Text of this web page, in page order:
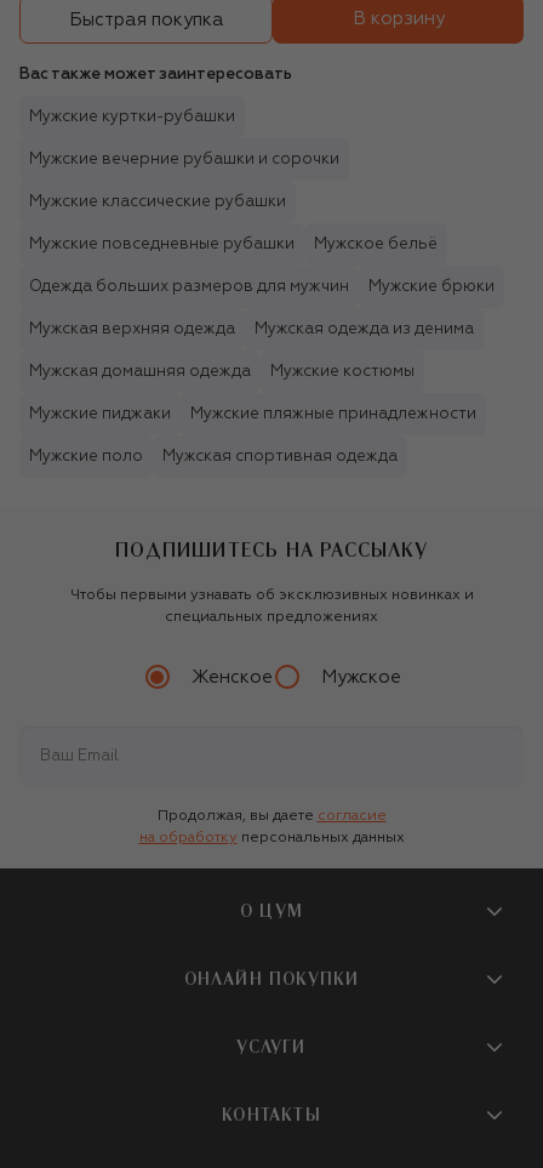
Быстрая покупка В корзину
Вас также может заинтересовать
Мужские куртки-рубашки
Мужские вечерние рубашки и сорочки
Мужские классические рубашки
Мужские повседневные рубашки Мужское бельё
Одежда больших размеров для мужчин Мужские брюки
Мужская верхняя одежда Мужская одежда из денима
Мужская домашняя одежда Мужские костюмы
Мужские пиджаки Мужские пляжные принадлежности
Мужские поло Мужская спортивная одежда
ПОДПИШИТЕСЬ НА РАССЫЛКУ
Чтобы первыми узнавать об эксклюзивных новинках и
специальных предложениях
Женское Мужское
Продолжая, вы даете согласие
на обработку персональных данных
О ЦУМ
О магазине
Бутики и ПВЗ ЦУМ
ОНЛАЙН ПОКУПКИ
Доставка
УСЛУГИ
КОНТАКТЫ